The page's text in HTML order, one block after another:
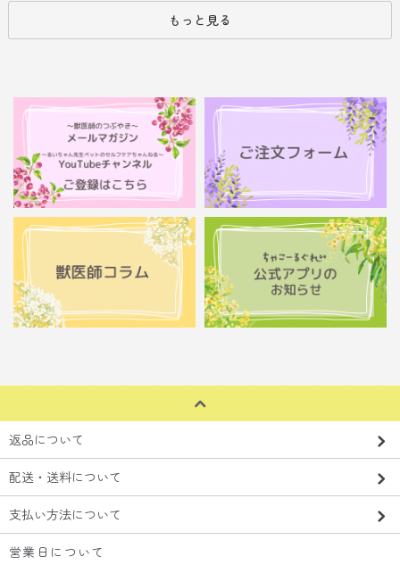
もっと見る
返品について
配送・送料について
支払い方法について
営業日について